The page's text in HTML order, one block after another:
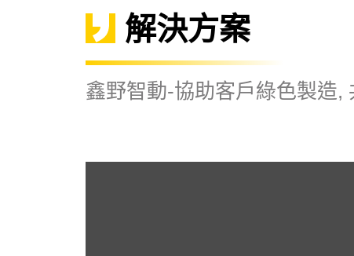
解決方案
鑫野智動-協助客戶綠色製造,